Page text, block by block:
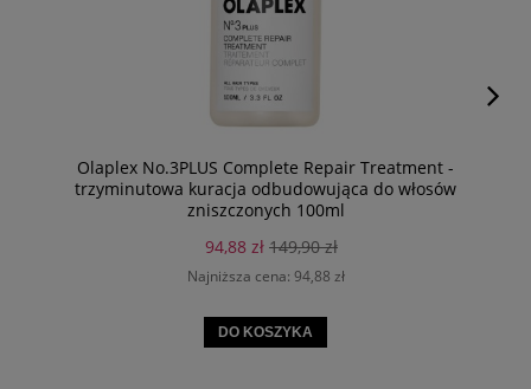
Olaplex No.3PLUS Complete Repair Treatment -
trzyminutowa kuracja odbudowująca do włosów
zniszczonych 100ml
94,88 zł 149,90 zł
Najniższa cena: 94,88 zł
DO KOSZYKA